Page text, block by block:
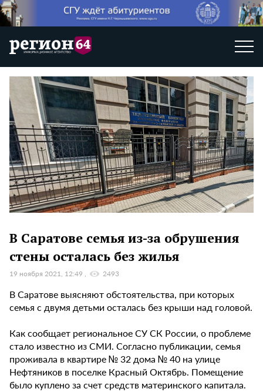
В Саратове семья из-за обрушения
стены осталась без жилья
19 ноября 2021, 12:49 2493
В Саратове выясняют обстоятельства, при которых
семья с двумя детьми осталась без крыши над головой.
Как сообщает региональное СУ СК России, о проблеме
стало известно из СМИ. Согласно публикации, семья
проживала в квартире № 32 дома № 40 на улице
Нефтяников в поселке Красный Октябрь. Помещение
было куплено за счет средств материнского капитала.